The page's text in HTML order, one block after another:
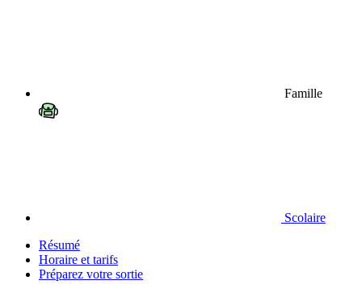
Famille
Scolaire
Résumé
Horaire et tarifs
Préparez votre sortie